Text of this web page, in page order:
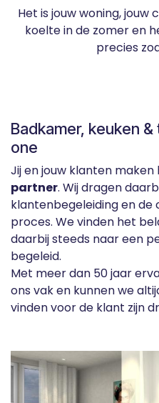
Het is jouw woning,
koelte in de zomer en
precies
Badkamer, keuken
one
Jij en jouw klanten maken
partner. Wij dragen
klantenbegeleiding en de
proces. We vinden het
daarbij steeds naar een
begeleid.
Met meer dan 50 jaar
ons vak en kunnen we
vinden voor de klant zijn